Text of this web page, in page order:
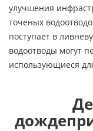
улучшения
точеных
поступает в
водоотводы могут
использующиеся